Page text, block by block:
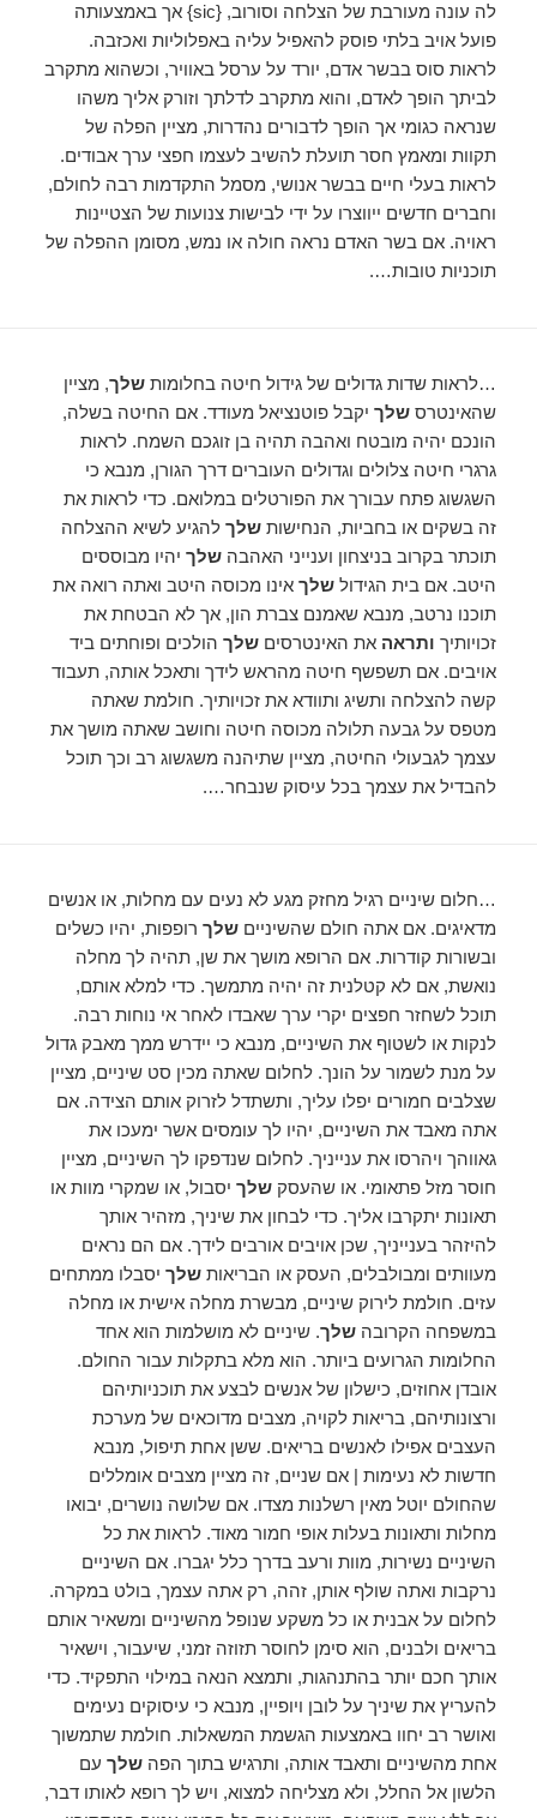
לה עונה מעורבת של הצלחה וסורוב, {sic} אך באמצעותה
פועל אויב בלתי פוסק להאפיל עליה באפלוליות ואכזבה.
לראות סוס בבשר אדם, יורד על ערסל באוויר, וכשהוא מתקרב
לביתך הופך לאדם, והוא מתקרב לדלתך וזורק אליך משהו
שנראה כגומי אך הופך לדבורים נהדרות, מציין הפלה של
תקוות ומאמץ חסר תועלת להשיב לעצמו חפצי ערך אבודים.
לראות בעלי חיים בבשר אנושי, מסמל התקדמות רבה לחולם,
וחברים חדשים ייווצרו על ידי לבישות צנועות של הצטיינות
ראויה. אם בשר האדם נראה חולה או נמש, מסומן ההפלה של
תוכניות טובות….
…לראות שדות גדולים של גידול חיטה בחלומותשלך, מציין
שהאינטרסשלך יקבל פוטנציאל מעודד. אם החיטה בשלה,
הונכם יהיה מובטח ואהבה תהיה בן זוגכם השמח. לראות
גרגרי חיטה צלולים וגדולים העוברים דרך הגורן, מנבא כי
השגשוג פתח עבורך את הפורטלים במלואם. כדי לראות את
זה בשקים או בחביות, הנחישותשלך להגיע לשיא ההצלחה
תוכתר בקרוב בניצחון וענייני האהבהשלך יהיו מבוססים
היטב. אם בית הגידולשלך אינו מכוסה היטב ואתה רואה את
תוכנו נרטב, מנבא שאמנם צברת הון, אך לא הבטחת את
זכויותיך ותראה את האינטרסיםשלך הולכים ופוחתים ביד
אויבים. אם תשפשף חיטה מהראש לידך ותאכל אותה, תעבוד
קשה להצלחה ותשיג ותוודא את זכויותיך. חולמת שאתה
מטפס על גבעה תלולה מכוסה חיטה וחושב שאתה מושך את
עצמך לגבעולי החיטה, מציין שתיהנה משגשוג רב וכך תוכל
להבדיל את עצמך בכל עיסוק שנבחר….
…חלום שיניים רגיל מחזק מגע לא נעים עם מחלות, או אנשים
מדאיגים. אם אתה חולם שהשינייםשלך רופפות, יהיו כשלים
ובשורות קודרות. אם הרופא מושך את שן, תהיה לך מחלה
נואשת, אם לא קטלנית זה יהיה מתמשך. כדי למלא אותם,
תוכל לשחזר חפצים יקרי ערך שאבדו לאחר אי נוחות רבה.
לנקות או לשטוף את השיניים, מנבא כי יידרש ממך מאבק גדול
על מנת לשמור על הונך. לחלום שאתה מכין סט שיניים, מציין
שצלבים חמורים יפלו עליך, ותשתדל לזרוק אותם הצידה. אם
אתה מאבד את השיניים, יהיו לך עומסים אשר ימעכו את
גאווהך ויהרסו את ענייניך. לחלום שנדפקו לך השיניים, מציין
חוסר מזל פתאומי. או שהעסקשלך יסבול, או שמקרי מוות או
תאונות יתקרבו אליך. כדי לבחון את שיניך, מזהיר אותך
להיזהר בענייניך, שכן אויבים אורבים לידך. אם הם נראים
מעוותים ומבולבלים, העסק או הבריאותשלך יסבלו ממתחים
עזים. חולמת לירוק שיניים, מבשרת מחלה אישית או מחלה
במשפחה הקרובהשלך. שיניים לא מושלמות הוא אחד
החלומות הגרועים ביותר. הוא מלא בתקלות עבור החולם.
אובדן אחוזים, כישלון של אנשים לבצע את תוכניותיהם
ורצונותיהם, בריאות לקויה, מצבים מדוכאים של מערכת
העצבים אפילו לאנשים בריאים. ששן אחת תיפול, מנבא
חדשות לא נעימות | אם שניים, זה מציין מצבים אומללים
שהחולם יוטל מאין רשלנות מצדו. אם שלושה נושרים, יבואו
מחלות ותאונות בעלות אופי חמור מאוד. לראות את כל
השיניים נשירות, מוות ורעב בדרך כלל יגברו. אם השיניים
נרקבות ואתה שולף אותן, זהה, רק אתה עצמך, בולט במקרה.
לחלום על אבנית או כל משקע שנופל מהשיניים ומשאיר אותם
בריאים ולבנים, הוא סימן לחוסר תזוזה זמני, שיעבור, וישאיר
אותך חכם יותר בהתנהגות, ותמצא הנאה במילוי התפקיד. כדי
להעריץ את שיניך על לובן ויופיין, מנבא כי עיסוקים נעימים
ואושר רב יחוו באמצעות הגשמת המשאלות. חולמת שתמשוך
אחת מהשיניים ותאבד אותה, ותרגיש בתוך הפהשלך עם
הלשון אל החלל, ולא מצליחה למצוא, ויש לך רופא לאותו דבר,